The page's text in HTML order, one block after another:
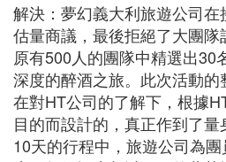
解決：夢幻義大利旅遊公司
估量商議，最後拒絕了大團
原有500人的團隊中精選出30
深度的醉酒之旅。此次活動的
在對HT公司的了解下，根據
目的而設計的，真正作到了量
10天的行程中，旅遊公司為